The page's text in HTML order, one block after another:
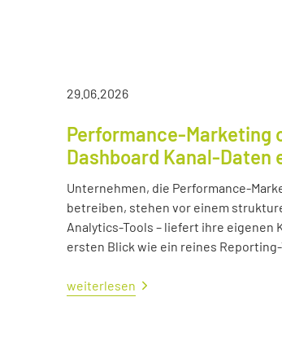
29.06.2026
Performance-Marketing
Dashboard Kanal-
Unternehmen, die Performance-
betreiben, stehen vor einem
Analytics-Tools – liefert ihre eigenen
ersten Blick wie ein reines Reporting-
weiterlesen